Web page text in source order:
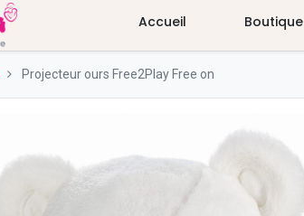
Accueil Boutique
Projecteur ours Free2Play Free on